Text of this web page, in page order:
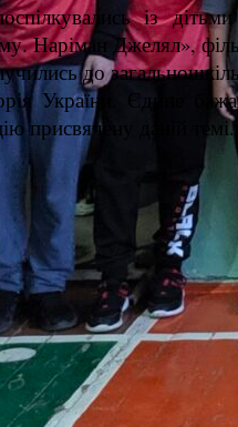
із
Наріман Джелял»,
до
України. Єдине
присвячену даній темі.